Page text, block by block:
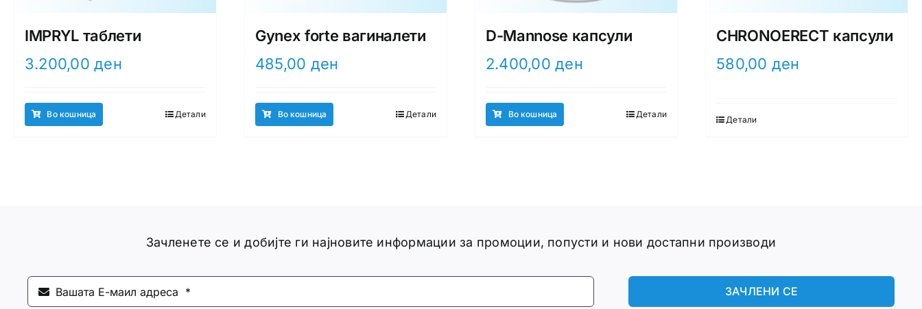
IMPRYL таблети
3.200,00ден
Во кошница Детали
Gynex forte вагиналети
485,00 ден
Во кошница Детали
D-Mannose капсули
2.400,00ден
Во кошница Детали
CHRONOERECT капсули
580,00 ден
Детали
Зачленете се и добијте ги најновите информации за промоции, попусти и нови достапни производи
ЗАЧЛЕНИ СЕ